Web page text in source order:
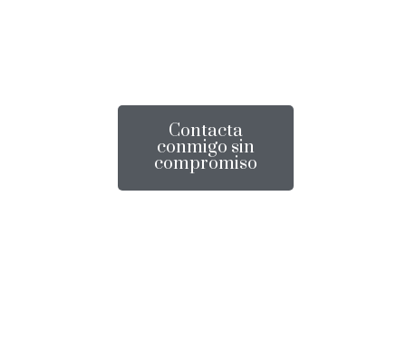
Contacta
conmigo sin
compromiso